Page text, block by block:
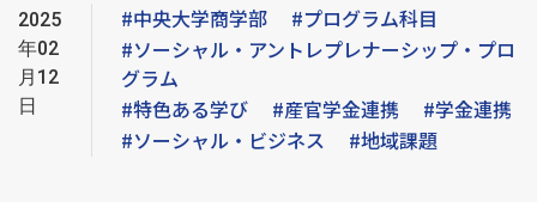
2025
年02
月12
日
#中央大学商学部
#プログラム科目
#ソーシャル・アントレプレナーシップ・プロ
グラム
#特色ある学び
#産官学金連携
#学金連携
#ソーシャル・ビジネス
#地域課題